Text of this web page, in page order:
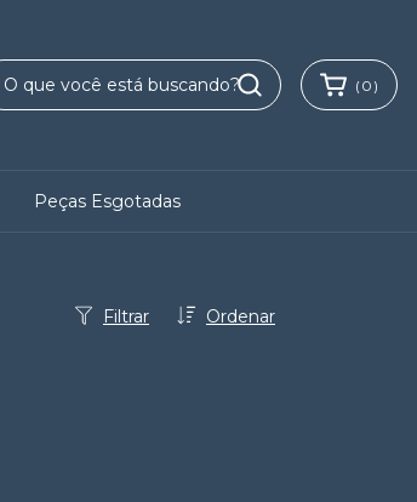
( 0 )
Peças Esgotadas
Ordenar
Filtrar